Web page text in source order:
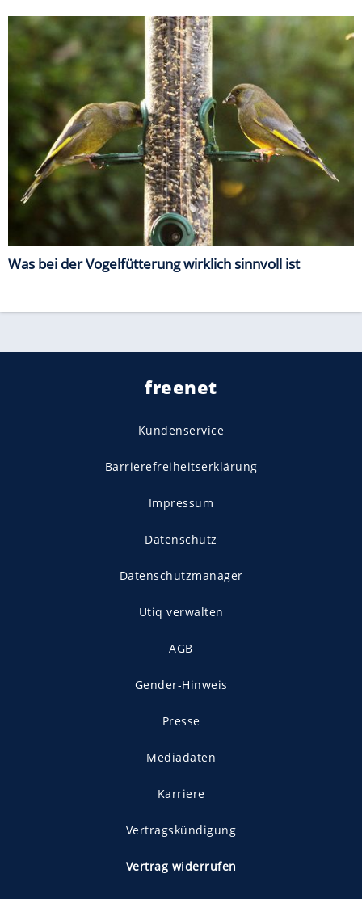
Was bei der Vogelfütterung wirklich sinnvoll ist
freenet
Kundenservice
Barrierefreiheitserklärung
Impressum
Datenschutz
Datenschutzmanager
Utiq verwalten
AGB
Gender-Hinweis
Presse
Mediadaten
Karriere
Vertragskündigung
Vertrag widerrufen